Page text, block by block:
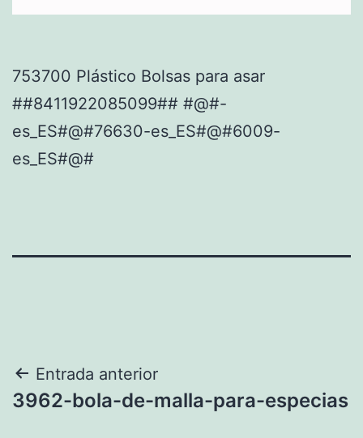
753700 Plástico Bolsas para asar
##8411922085099## #@#-
es_ES#@#76630-es_ES#@#6009-
es_ES#@#
Navegación
de
Entrada anterior
3962-bola-de-malla-para-especias